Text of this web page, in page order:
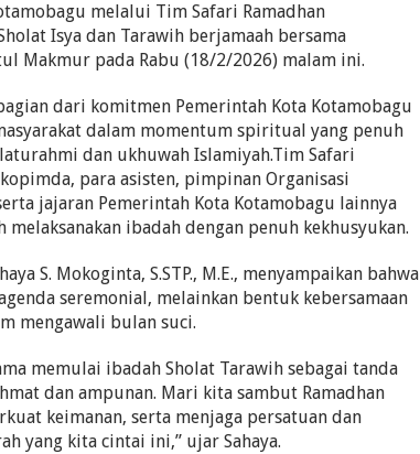
melalui Tim Safari Ramadhan
Isya dan Tarawih berjamaah bersama
Makmur pada Rabu (18/2/2026) malam ini.
dari komitmen Pemerintah Kota Kotamobagu
dalam momentum spiritual yang penuh
dan ukhuwah Islamiyah.Tim Safari
para asisten, pimpinan Organisasi
jajaran Pemerintah Kota Kotamobagu lainnya
ibadah dengan penuh kekhusyukan.
S. Mokoginta, S.STP., M.E., menyampaikan bahwa
seremonial, melainkan bentuk kebersamaan
mengawali bulan suci.
memulai ibadah Sholat Tarawih sebagai tanda
dan ampunan. Mari kita sambut Ramadhan
keimanan, serta menjaga persatuan dan
yang kita cintai ini,” ujar Sahaya.